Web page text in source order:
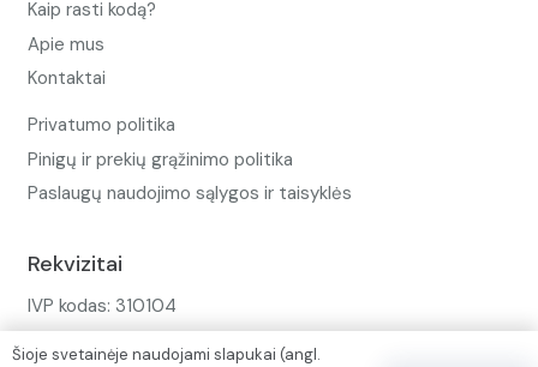
Kaip rasti kodą?
Apie mus
Kontaktai
Privatumo politika
Pinigų ir prekių grąžinimo politika
Paslaugų naudojimo sąlygos ir taisyklės
Rekvizitai
IVP kodas: 310104
Šioje svetainėje naudojami slapukai (angl.